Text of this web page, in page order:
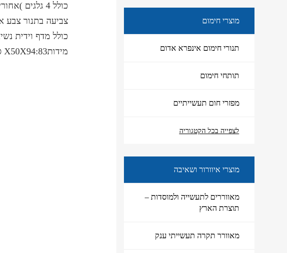
מוצרי חימום
תנורי חימום אינפרא אדום
תותחי חימום
מפזרי חום תעשייתיים
לצפייה בכל הקטגוריה
מוצרי איוורור ושאיבה
מאווררים לתעשייה ולמוסדות –
תוצרת הארץ
מאוורר תקרה תעשייתי ענק
כולל 4 גלגים )אחורי+קידמי)
צביעה בתנור צבע
כולל מדף וידית
מידות83:X50X94 ס"מ